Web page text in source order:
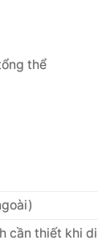
thể
cần thiết khi